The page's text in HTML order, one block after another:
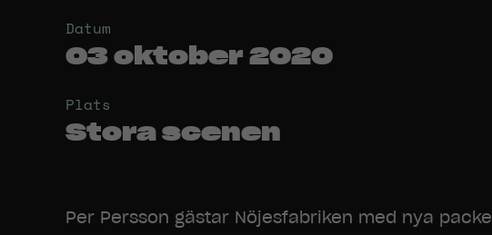
Datum
03 oktober 2020
Plats
Stora scenen
Per Persson gästar Nöjesfabriken med nya